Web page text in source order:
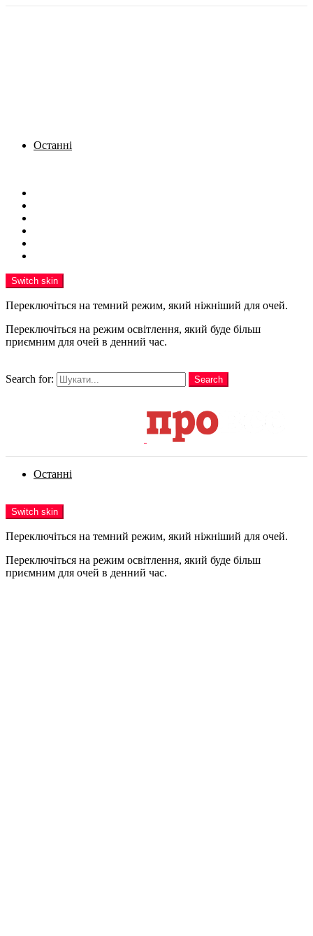
Останні
Switch skin
Переключіться на темний режим, який ніжніший для очей.
Переключіться на режим освітлення, який буде більш
приємним для очей в денний час.
Search for:
Search
Останні
Switch skin
Переключіться на темний режим, який ніжніший для очей.
Переключіться на режим освітлення, який буде більш
приємним для очей в денний час.